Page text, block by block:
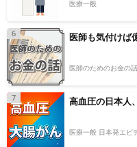
医療一般
6 医師も気付けば
医師のためのお金の話
7 高血圧の日本人
医療一般 日本発エビ